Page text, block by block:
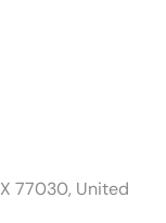
77030, United